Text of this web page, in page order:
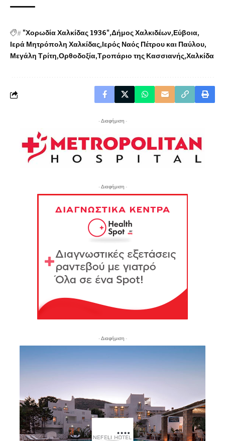
# "Χορωδία Χαλκίδας 1936" Δήμος Χαλκιδέων Εύβοια
Ιερά Μητρόπολη Χαλκίδας Ιερός Ναός Πέτρου και Παύλου
Μεγάλη Τρίτη Ορθοδοξία Τροπάριο της Κασσιανής Χαλκίδα
- Διαφήμιση -
- Διαφήμιση -
- Διαφήμιση -